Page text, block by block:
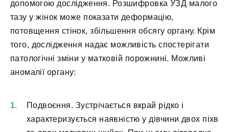
допомогою дослідження. Розшифровка УЗД малого
тазу у жінок може показати деформацію,
потовщення стінок, збільшення обсягу органу. Крім
того, дослідження надає можливість спостерігати
патологічні зміни у матковій порожнині. Можливі
аномалії органу:
Подвоєння. Зустрічається вкрай рідко і
характеризується наявністю у дівчини двох піхв